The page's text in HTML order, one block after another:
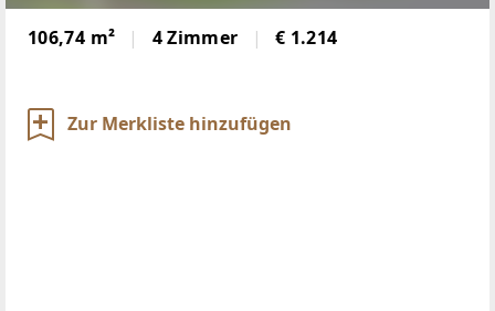
106,74 m² 4 Zimmer € 1.214
Zur Merkliste hinzufügen